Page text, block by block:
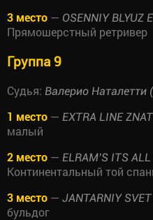
3 место — OSENNIY BLYUZ
Прямошерстный ретривер
Группа 9
Судья: Валерио Наталетти
1 место — EXTRA LINE
малый
2 место — ELRAM’S ITS
Континентальный той
3 место — JANTARNIY
бульдог